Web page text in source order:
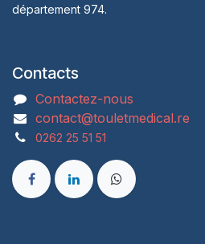
département 974.
Contacts
Contactez-nous
contact@touletmedical.re
0262 25 51 51